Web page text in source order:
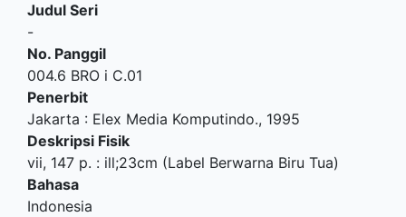
Judul Seri
-
No. Panggil
004.6 BRO i C.01
Penerbit
Jakarta : Elex Media Komputindo., 1995
Deskripsi Fisik
vii, 147 p. : ill;23cm (Label Berwarna Biru Tua)
Bahasa
Indonesia